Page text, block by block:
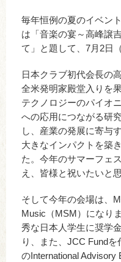
毎年恒例の夏のイベン
は「音楽の宴～高峰譲
て」と題して、7月2日
日本クラブ初代会長の
全米発明家殿堂入りを
テクノロジーのパイオ
への応用につながる研
し、産業の発展に寄与
大きなインパクトを築
た。今年のサマーフェ
え、皆様と祝いたいと
そして今年の会場は、
Music（MSM）になり
秀な日本人学生に奨学
り、また、JCC Fund
のInternational Advisory